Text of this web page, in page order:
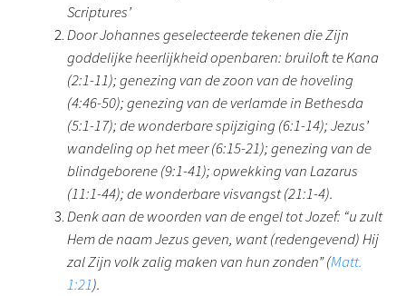
Scriptures’
Door Johannes geselecteerde tekenen die Zijn
goddelijke heerlijkheid openbaren: bruiloft te Kana
(2:1-11); genezing van de zoon van de hoveling
(4:46-50); genezing van de verlamde in Bethesda
(5:1-17); de wonderbare spijziging (6:1-14); Jezus’
wandeling op het meer (6:15-21); genezing van de
blindgeborene (9:1-41); opwekking van Lazarus
(11:1-44); de wonderbare visvangst (21:1-4).
Denk aan de woorden van de engel tot Jozef: “u zult
Hem de naam Jezus geven, want (redengevend) Hij
zal Zijn volk zalig maken van hun zonden” (Matt.
1:21).